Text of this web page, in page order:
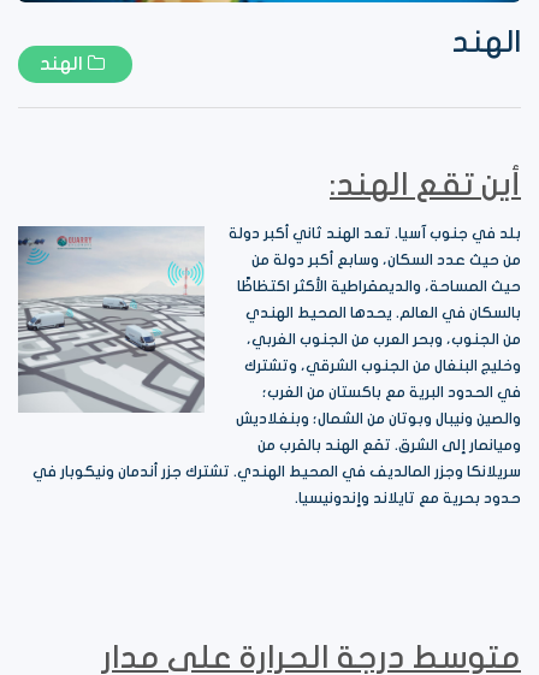
الهند
الهند
أين تقع الهند:
بلد في جنوب آسيا. تعد الهند ثاني أكبر دولة
من حيث عدد السكان، وسابع أكبر دولة من
حيث المساحة، والديمقراطية الأكثر اكتظاظًا
بالسكان في العالم. يحدها المحيط الهندي
من الجنوب، وبحر العرب من الجنوب الغربي،
وخليج البنغال من الجنوب الشرقي، وتشترك
في الحدود البرية مع باكستان من الغرب؛
والصين ونيبال وبوتان من الشمال؛ وبنغلاديش
وميانمار إلى الشرق. تقع الهند بالقرب من
سريلانكا وجزر المالديف في المحيط الهندي. تشترك جزر أندمان ونيكوبار في
حدود بحرية مع تايلاند وإندونيسيا.
متوسط درجة الحرارة على مدار